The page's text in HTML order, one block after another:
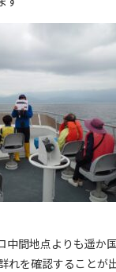
中間地点よりも遥か
れを確認することが